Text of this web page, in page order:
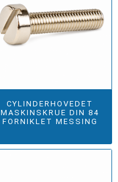
CYLINDERHOVEDET
MASKINSKRUE DIN 84
FORNIKLET MESSING